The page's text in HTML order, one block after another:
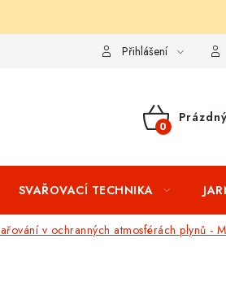
Splátkový prodej
Přihlášení
NÁKUPNÍ
SVAŘOVACÍ TECHNIKA
v ochranných atmosférách plynů -